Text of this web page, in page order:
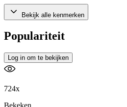
Bekijk alle kenmerken
Populariteit
Log in om te bekijken
724x